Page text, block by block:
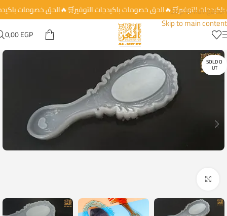
Skip to navigation
Skip to main content
التوفير🛒🔥الحق خصومات باكيدجات التوفير🛒🔥الحق خصومات
0,00EGP
SOLD O
UT